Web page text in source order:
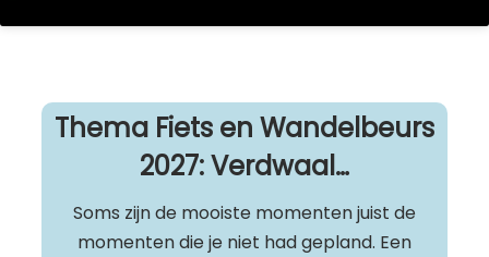
Thema Fiets en Wandelbeurs
2027: Verdwaal…
Soms zijn de mooiste momenten juist de
momenten die je niet had gepland. Een